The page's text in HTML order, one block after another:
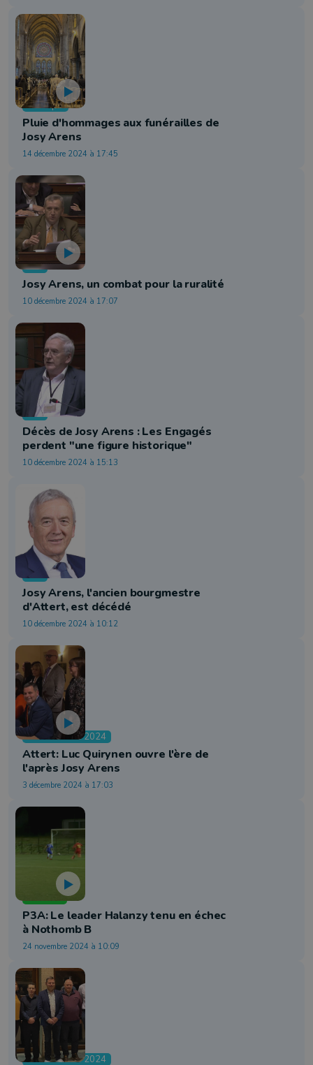
Politique
Pluie d'hommages aux funérailles de
Josy Arens
14 décembre 2024 à 17:45
Info
Josy Arens, un combat pour la ruralité
10 décembre 2024 à 17:07
Info
Décès de Josy Arens : Les Engagés
perdent "une figure historique"
10 décembre 2024 à 15:13
Info
Josy Arens, l'ancien bourgmestre
d'Attert, est décédé
10 décembre 2024 à 10:12
Communales 2024
Attert: Luc Quirynen ouvre l'ère de
l'après Josy Arens
3 décembre 2024 à 17:03
Football
P3A: Le leader Halanzy tenu en échec
à Nothomb B
24 novembre 2024 à 10:09
Communales 2024